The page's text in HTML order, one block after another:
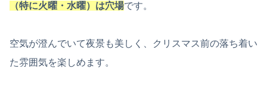
（特に火曜・水曜）は穴場です。
空気が澄んでいて夜景も美しく、クリスマス前の落ち着い
た雰囲気を楽しめます。